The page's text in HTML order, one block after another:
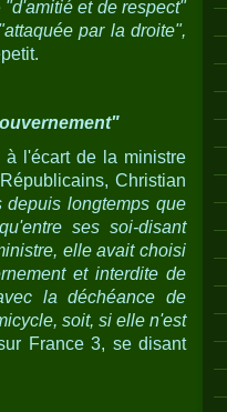
"d'amitié et de respect"
"attaquée par la droite",
à l'écart de la ministre
Christian
longtemps que
ses soi-disant
elle avait choisi
et interdite de
la déchéance de
soit, si elle n'est
France 3, se disant